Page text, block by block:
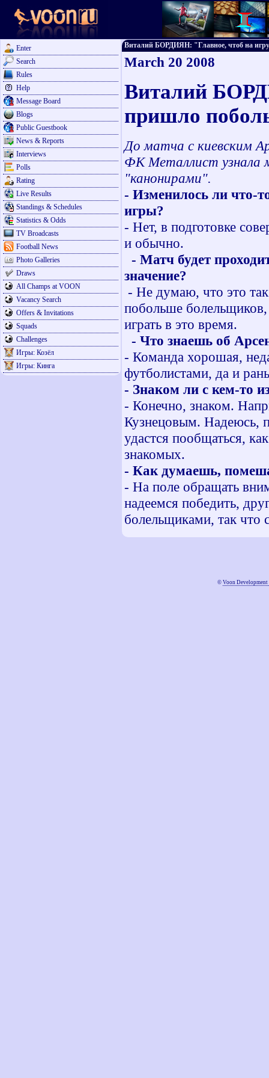
Enter
Search
Rules
Help
Message Board
Blogs
Public Guestbook
News & Reports
Interviews
Polls
Rating
Live Results
Standings & Schedules
Statistics & Odds
TV Broadcasts
Football News
Photo Galleries
Draws
All Champs at VOON
Vacancy Search
Offers & Invitations
Squads
Challenges
Игры: Козёл
Игры: Кинга
Виталий БОРДИЯН: "Главное, чтоб на
March 20 2008
Виталий
пришло
До матча с киевским
ФК Металлист узнала
"канонирами".
- Изменилось ли что-
игры?
- Нет, в подготовке
и обычно.
- Матч будет
значение?
- Не думаю, что это
побольше болельщиков,
играть в это время.
- Что знаешь об
- Команда хорошая,
футболистами, да и
- Знаком ли с кем-то
- Конечно, знаком.
Кузнецовым. Надеюсь,
удастся пообщаться,
знакомых.
- Как думаешь,
- На поле обращать
надеемся победить,
болельщиками, так что
© Voon Development